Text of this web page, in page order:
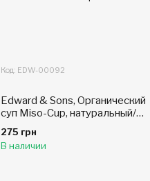
Код: EDW-00092
Edward & Sons, Органический
суп Miso-Cup, натуральный/
порции, по 9 г каждая
275 грн
В наличии